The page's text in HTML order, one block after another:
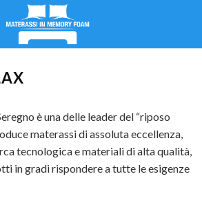
è una delle leader del “riposo
materassi di assoluta eccellenza,
tecnologica e materiali di alta qualità,
in gradi rispondere a tutte le esigenze